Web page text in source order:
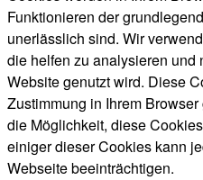
Funktionieren der
unerlässlich sind. Wir
die helfen zu analysieren
Website genutzt wird. Diese
Zustimmung in Ihrem
die Möglichkeit, diese
einiger dieser Cookies kann
Webseite beeinträchtigen.